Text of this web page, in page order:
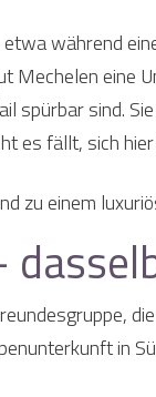
während
eine
spürbar sind.
es fällt, sich
in